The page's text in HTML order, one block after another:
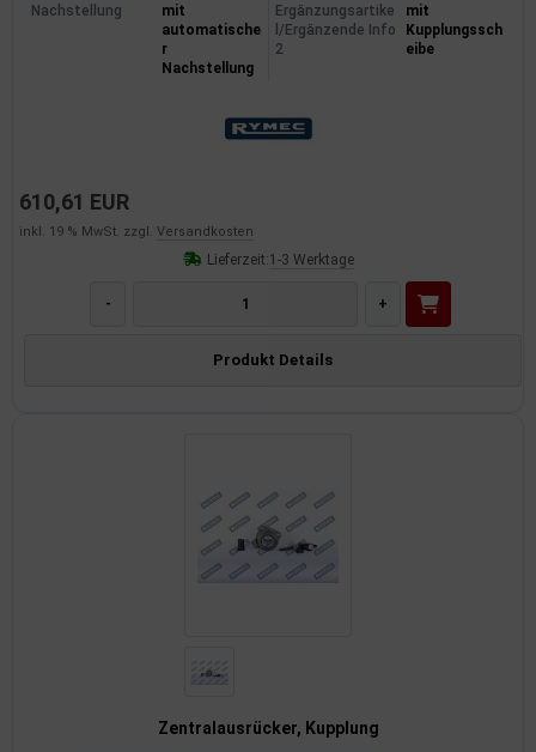
Nachstellung
mit
automatische
r
Nachstellung
Ergänzungsartike
l/Ergänzende Info
2
mit
Kupplungssch
eibe
610,61 EUR
inkl. 19 % MwSt. zzgl. Versandkosten
Lieferzeit:1-3 Werktage
- +
Produkt Details
Zentralausrücker, Kupplung